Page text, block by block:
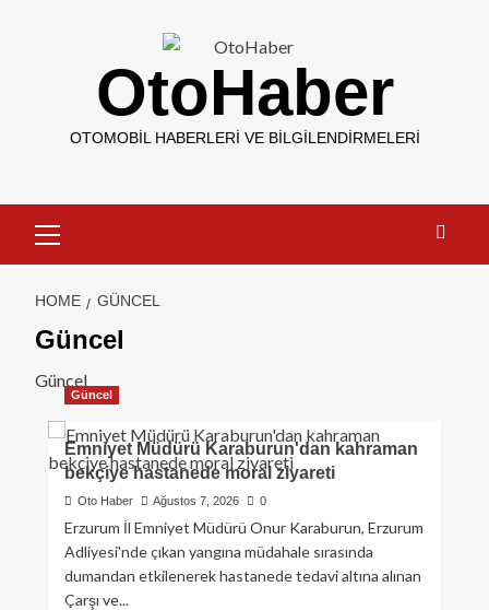
OtoHaber
OTOMOBIL HABERLERI VE BILGILENDIRMELERI
HOME GÜNCEL
Güncel
Güncel
Güncel
Emniyet Müdürü Karaburun'dan kahraman
bekçiye hastanede moral ziyareti
Oto Haber Ağustos 7, 2026 0
Erzurum İl Emniyet Müdürü Onur Karaburun, Erzurum
Adliyesi'nde çıkan yangına müdahale sırasında
dumandan etkilenerek hastanede tedavi altına alınan
Çarşı ve...